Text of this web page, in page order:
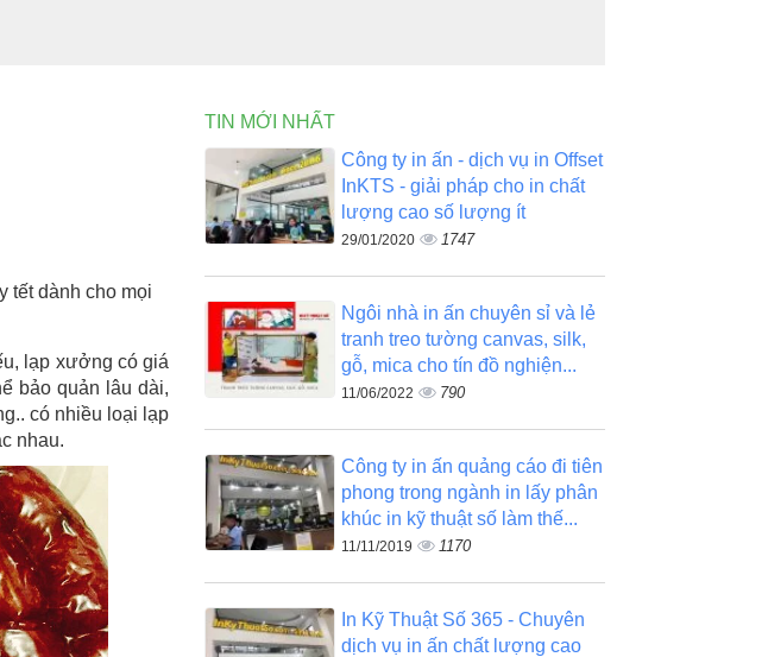
tết dành cho mọi
lạp xưởng có giá
bảo quản lâu dài,
có nhiều loại lạp
nhau.
TIN MỚI NHẤT
Công ty in ấn - dịch vụ in Offset
InKTS - giải pháp cho in chất
lượng cao số lượng ít
29/01/2020 1747
Ngôi nhà in ấn chuyên sỉ và lẻ
tranh treo tường canvas, silk,
gỗ, mica cho tín đồ nghiện...
11/06/2022 790
Công ty in ấn quảng cáo đi tiên
phong trong ngành in lấy phân
khúc in kỹ thuật số làm thế...
11/11/2019 1170
In Kỹ Thuật Số 365 - Chuyên
dịch vụ in ấn chất lượng cao